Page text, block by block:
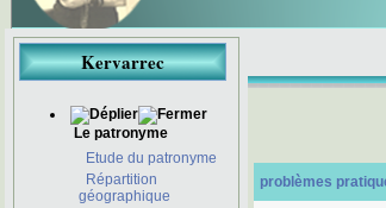
Kervarrec
Le patronyme
Etude du patronyme
Répartition
géographique
problèmes